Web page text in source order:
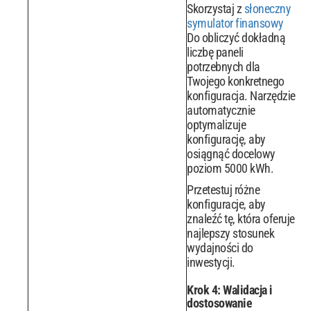
Skorzystaj z słoneczny
symulator finansowy
Do obliczyć dokładną
liczbę paneli
potrzebnych dla
Twojego konkretnego
konfiguracja. Narzędzie
automatycznie
optymalizuje
konfigurację, aby
osiągnąć docelowy
poziom 5000 kWh.
Przetestuj różne
konfiguracje, aby
znaleźć tę, która oferuje
najlepszy stosunek
wydajności do
inwestycji.
Krok 4: Walidacja i
dostosowanie